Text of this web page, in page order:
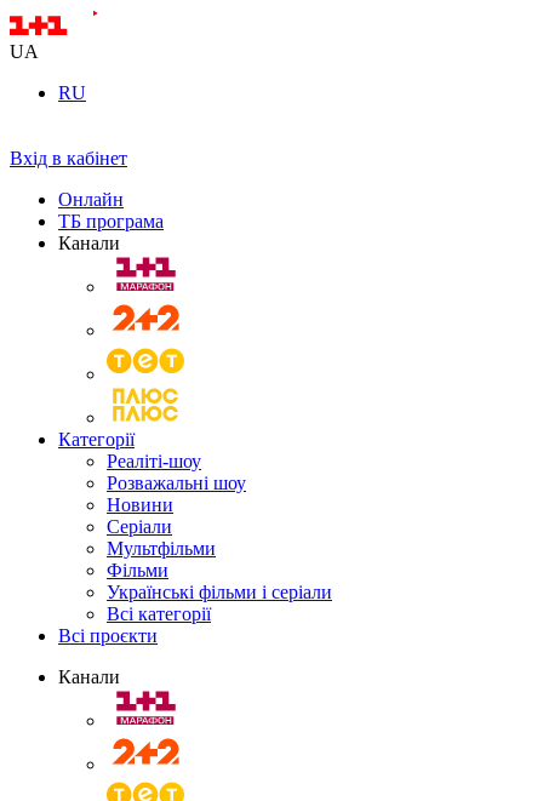
UA
RU
Вхід в кабінет
Онлайн
ТБ програма
Канали
Категорії
Реаліті-шоу
Розважальні шоу
Новини
Серіали
Мультфільми
Фільми
Українські фільми і серіали
Всі категорії
Всі проєкти
Канали